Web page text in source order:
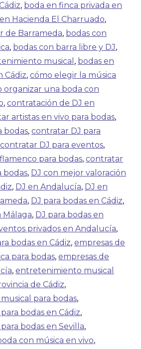
, boda en finca privada en
Hacienda El Charruado,
de Barrameda, bodas con
, bodas con barra libre y DJ,
musical , bodas en
Cádiz, cómo elegir la música
organizar una boda con
, contratación de DJ en
artistas en vivo para bodas,
bodas, contratar DJ para
contratar DJ para eventos,
para bodas, contratar
bodas, DJ con mejor valoración
, DJ en Andalucía, DJ en
, DJ para bodas en Cádiz,
Málaga, DJ para bodas en
privados en Andalucía,
bodas en Cádiz, empresas de
para bodas, empresas de
, entretenimiento musical
de Cádiz,
para bodas,
bodas en Cádiz,
bodas en Sevilla,
con música en vivo,